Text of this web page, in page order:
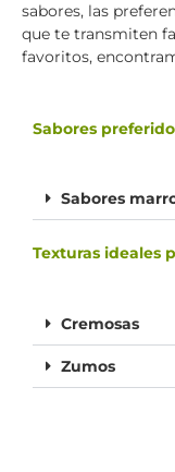
sabores, las
que te transmiten
favoritos,
Sabores
Sabores
Texturas ideales
Cremosas
Zumos